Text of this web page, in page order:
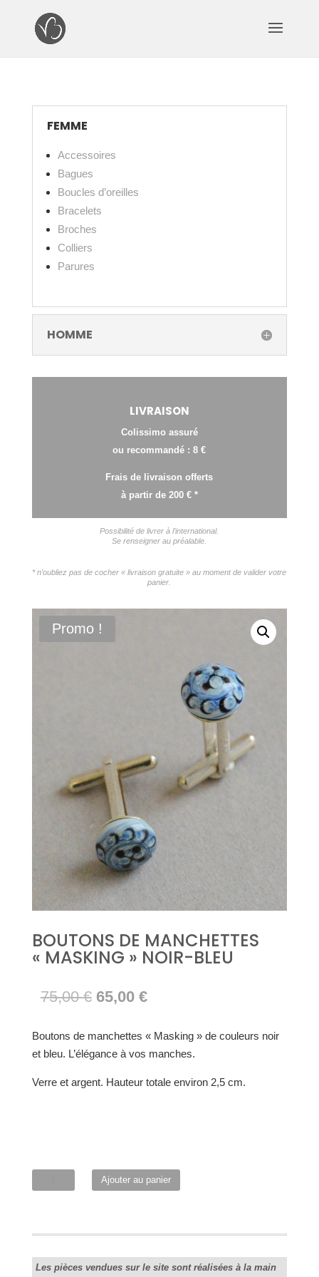
FEMME
Accessoires
Bagues
Boucles d’oreilles
Bracelets
Broches
Colliers
Parures
HOMME
LIVRAISON
Colissimo assuré
ou recommandé : 8 €
Frais de livraison offerts
à partir de 200 € *
Possibilité de livrer à l’international.
Se renseigner au préalable.
* n’oubliez pas de cocher « livraison gratuite » au moment de valider votre
panier.
Promo !
BOUTONS DE MANCHETTES
« MASKING » NOIR-BLEU
75,00€ Le
initial
était :
65,00 €Le
actuel
est :
Boutons de manchettes « Masking » de couleurs noir
et bleu. L’élégance à vos manches.
Verre et argent. Hauteur totale environ 2,5 cm.
de
"Masking"
Ajouter au panier
Les pièces vendues sur le site sont réalisées à la main